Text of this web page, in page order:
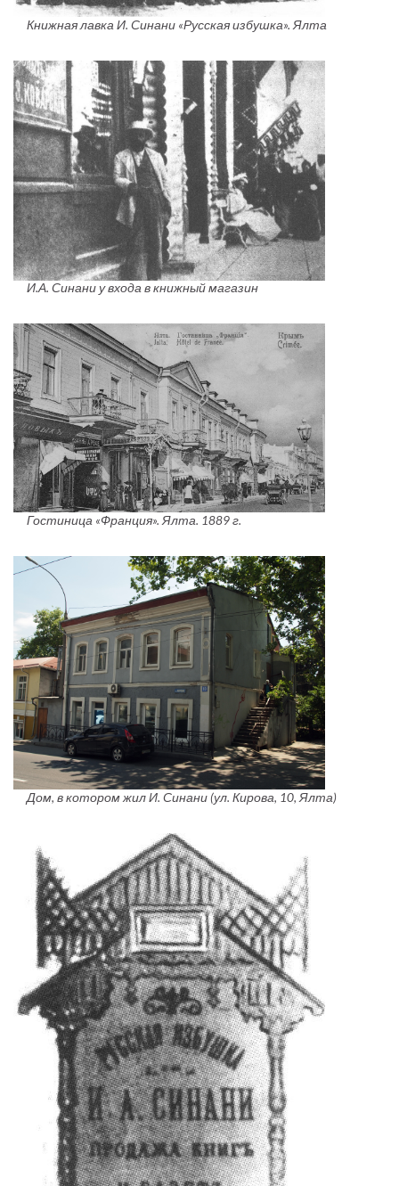
Книжная лавка И. Синани «Русская избушка». Ялта
И.А. Синани у входа в книжный магазин
Гостиница «Франция». Ялта. 1889 г.
Дом, в котором жил И. Синани (ул. Кирова, 10, Ялта)